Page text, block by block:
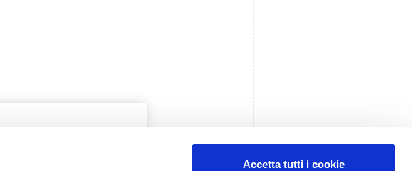
Accetta tutti i cookie